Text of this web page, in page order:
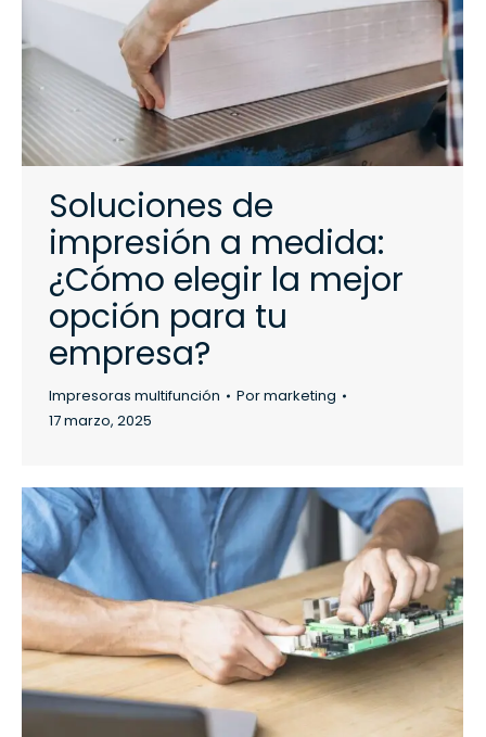
Soluciones de
impresión a medida:
¿Cómo elegir la mejor
opción para tu
empresa?
Impresoras multifunción Pormarketing
17 marzo, 2025